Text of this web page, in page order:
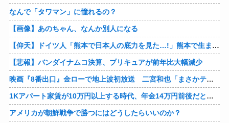
なんで「タワマン」に憧れるの？
【画像】あのちゃん、なんか別人になる
【仰天】ドイツ人「熊本で日本人の底力を見た…!」熊本で生まれて初めて震度7の大地震を経験したドイツ人。直後、日本人たちの行動に衝撃を受けてしまう…
【悲報】バンダイナムコ決算、プリキュアが前年比大幅減少
映画『8番出口』金ローで地上波初放送 二宮和也「まさかテレビにまで迷い込んでしまうとは」
1Kアパート家賃が10万円以上する時代、年金14万円前後だと賃貸の人は無理じゃね？
アメリカが朝鮮戦争で勝つにはどうしたらいいのか？